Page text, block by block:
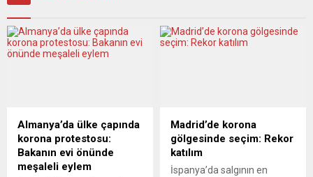
Almanya’da ülke çapında
korona protestosu:
Bakanın evi önünde
meşaleli eylem
Madrid’de korona
gölgesinde seçim: Rekor
katılım
İspanya’da salgının en